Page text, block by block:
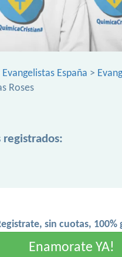
Evangelistas España >
Roses
registrados:
sin cuotas, 100%
Enamorate YA!